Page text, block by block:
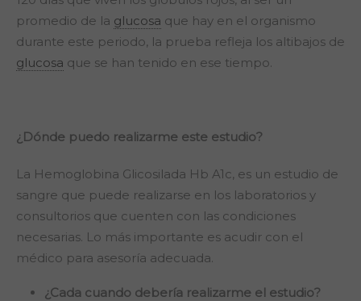
promedio de la glucosa que hay en el organismo
durante este periodo, la prueba refleja los altibajos de
glucosa que se han tenido en ese tiempo.
¿Dónde puedo realizarme este estudio?
La Hemoglobina Glicosilada Hb A1c, es un estudio de
sangre que puede realizarse en los laboratorios y
consultorios que cuenten con las condiciones
necesarias. Lo más importante es acudir con el
médico para asesoría adecuada.
¿Cada cuando debería realizarme el estudio?